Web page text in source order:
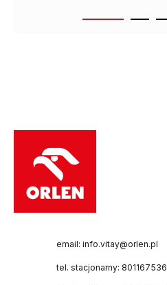
email: info.vitay@orlen.pl
tel. stacjonarny: 801167536